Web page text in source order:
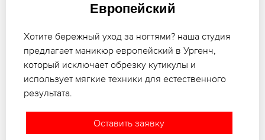
Европейский
Хотите бережный уход за ногтями? наша студия
предлагает маникюр европейский в Ургенч,
который исключает обрезку кутикулы и
использует мягкие техники для естественного
результата.
Оставить заявку